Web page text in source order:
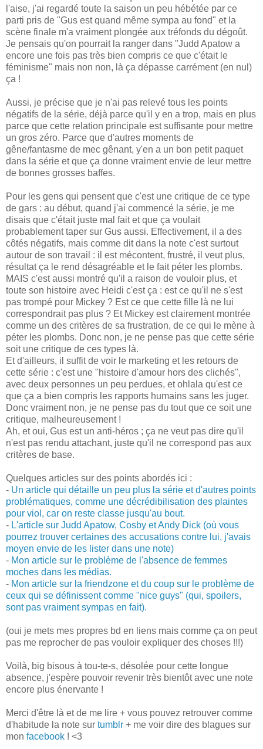
l'aise, j'ai regardé toute la saison un peu hébétée par ce
parti pris de "Gus est quand même sympa au fond" et la
scène finale m'a vraiment plongée aux tréfonds du dégoût.
Je pensais qu'on pourrait la ranger dans "Judd Apatow a
encore une fois pas très bien compris ce que c'était le
féminisme" mais non non, là ça dépasse carrément (en nul)
ça !
Aussi, je précise que je n'ai pas relevé tous les points
négatifs de la série, déjà parce qu'il y en a trop, mais en plus
parce que cette relation principale est suffisante pour mettre
un gros zéro. Parce que d'autres moments de
gêne/fantasme de mec gênant, y'en a un bon petit paquet
dans la série et que ça donne vraiment envie de leur mettre
de bonnes grosses baffes.
Pour les gens qui pensent que c'est une critique de ce type
de gars : au début, quand j'ai commencé la série, je me
disais que c'était juste mal fait et que ça voulait
probablement taper sur Gus aussi. Effectivement, il a des
côtés négatifs, mais comme dit dans la note c'est surtout
autour de son travail : il est mécontent, frustré, il veut plus,
résultat ça le rend désagréable et le fait péter les plombs.
MAIS c'est aussi montré qu'il a raison de vouloir plus, et
toute son histoire avec Heidi c'est ça : est ce qu'il ne s'est
pas trompé pour Mickey ? Est ce que cette fille là ne lui
correspondrait pas plus ? Et Mickey est clairement montrée
comme un des critères de sa frustration, de ce qui le mène à
péter les plombs. Donc non, je ne pense pas que cette série
soit une critique de ces types là.
Et d'ailleurs, il suffit de voir le marketing et les retours de
cette série : c'est une "histoire d'amour hors des clichés",
avec deux personnes un peu perdues, et ohlala qu'est ce
que ça a bien compris les rapports humains sans les juger.
Donc vraiment non, je ne pense pas du tout que ce soit une
critique, malheureusement !
Ah, et oui, Gus est un anti-héros ; ça ne veut pas dire qu'il
n'est pas rendu attachant, juste qu'il ne correspond pas aux
critères de base.
Quelques articles sur des points abordés ici :
- Un article qui détaille un peu plus la série et d'autres points
problématiques, comme une décrédibilisation des plaintes
pour viol, car on reste classe jusqu'au bout.
- L'article sur Judd Apatow, Cosby et Andy Dick (où vous
pourrez trouver certaines des accusations contre lui, j'avais
moyen envie de les lister dans une note)
- Mon article sur le problème de l'absence de femmes
moches dans les médias.
- Mon article sur la friendzone et du coup sur le problème de
ceux qui se définissent comme "nice guys" (qui, spoilers,
sont pas vraiment sympas en fait).
(oui je mets mes propres bd en liens mais comme ça on peut
pas me reprocher de pas vouloir expliquer des choses !!!)
Voilà, big bisous à tou-te-s, désolée pour cette longue
absence, j'espère pouvoir revenir très bientôt avec une note
encore plus énervante !
Merci d'être là et de me lire + vous pouvez retrouver comme
d'habitude la note sur tumblr + me voir dire des blagues sur
mon facebook ! <3